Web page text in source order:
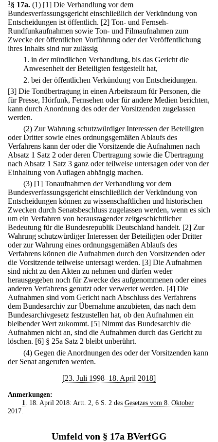
1 § 17a. (1) [1] Die Verhandlung vor dem
Bundesverfassungsgericht einschließlich der Verkündung von
Entscheidungen ist öffentlich. [2] Ton- und Fernseh-
Rundfunkaufnahmen sowie Ton- und Filmaufnahmen zum
Zwecke der öffentlichen Vorführung oder der Veröffentlichung
ihres Inhalts sind nur zulässig
1. in der mündlichen Verhandlung, bis das Gericht die
Anwesenheit der Beteiligten festgestellt hat,
2. bei der öffentlichen Verkündung von Entscheidungen.
[3] Die Tonübertragung in einen Arbeitsraum für Personen, die
für Presse, Hörfunk, Fernsehen oder für andere Medien berichten,
kann durch Anordnung des oder der Vorsitzenden zugelassen
werden.
(2) Zur Wahrung schutzwürdiger Interessen der Beteiligten
oder Dritter sowie eines ordnungsgemäßen Ablaufs des
Verfahrens kann der oder die Vorsitzende die Aufnahmen nach
Absatz 1 Satz 2 oder deren Übertragung sowie die Übertragung
nach Absatz 1 Satz 3 ganz oder teilweise untersagen oder von der
Einhaltung von Auflagen abhängig machen.
(3) [1] Tonaufnahmen der Verhandlung vor dem
Bundesverfassungsgericht einschließlich der Verkündung von
Entscheidungen können zu wissenschaftlichen und historischen
Zwecken durch Senatsbeschluss zugelassen werden, wenn es sich
um ein Verfahren von herausragender zeitgeschichtlicher
Bedeutung für die Bundesrepublik Deutschland handelt. [2] Zur
Wahrung schutzwürdiger Interessen der Beteiligten oder Dritter
oder zur Wahrung eines ordnungsgemäßen Ablaufs des
Verfahrens können die Aufnahmen durch den Vorsitzenden oder
die Vorsitzende teilweise untersagt werden. [3] Die Aufnahmen
sind nicht zu den Akten zu nehmen und dürfen weder
herausgegeben noch für Zwecke des aufgenommenen oder eines
anderen Verfahrens genutzt oder verwertet werden. [4] Die
Aufnahmen sind vom Gericht nach Abschluss des Verfahrens
dem Bundesarchiv zur Übernahme anzubieten, das nach dem
Bundesarchivgesetz festzustellen hat, ob den Aufnahmen ein
bleibender Wert zukommt. [5] Nimmt das Bundesarchiv die
Aufnahmen nicht an, sind die Aufnahmen durch das Gericht zu
löschen. [6] § 25a Satz 2 bleibt unberührt.
(4) Gegen die Anordnungen des oder der Vorsitzenden kann
der Senat angerufen werden.
[23. Juli 1998–18. April 2018]
Anmerkungen:
1
. 18. April 2018: Artt. 2, 6 S. 2 des Gesetzes vom 8. Oktober
2017
Umfeld von § 17a BVerfGG